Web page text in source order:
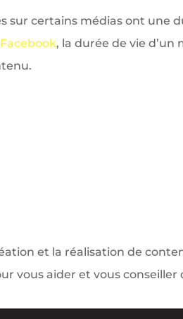
sur certains médias ont une
Facebook, la durée de vie d’un
et la réalisation de
vous aider et vous conseiller